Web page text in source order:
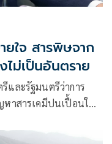
ยใจ สารพิษจาก
ม่เป็นอันตราย
และรัฐมนตรีว่าการ
หาสารเคมีปนเปื้อนใน